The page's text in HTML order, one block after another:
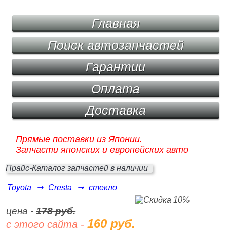
Главная
Поиск автозапчастей
Гарантии
Оплата
Доставка
Прямые поставки из Японии.
Запчасти японских и европейских авто
Прайс-Каталог запчастей в наличии
Toyota ➞ Cresta ➞ стекло
цена -178 руб.
с этого сайта -160 руб.